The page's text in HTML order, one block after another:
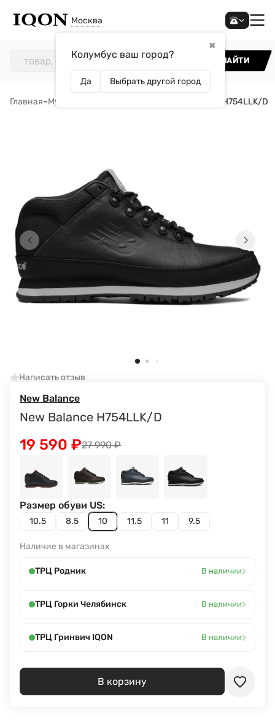
Москва
✖
Колумбус ваш город?
Да Выбрать другой город
НАЙТИ
Главная–Мужчинам New Balance H754LLK/D
Написать отзыв
New Balance
New Balance H754LLK/D
27 990₽
19 590 ₽
10.5 8.5 10 11.5 11 9.5
Размер обуви US:
Наличие в магазинах
ТРЦ Родник В наличии›
ТРЦ Горки Челябинск В наличии›
ТРЦ Гринвич IQON В наличии›
В корзину